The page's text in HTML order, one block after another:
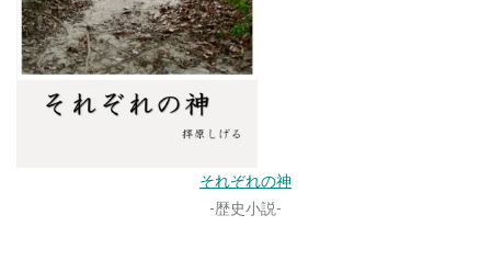
それぞれの神
-歴史小説-